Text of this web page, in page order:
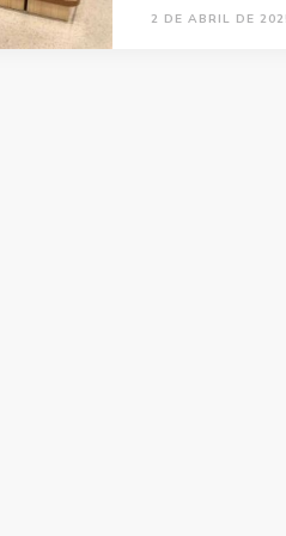
2 DE ABRIL DE